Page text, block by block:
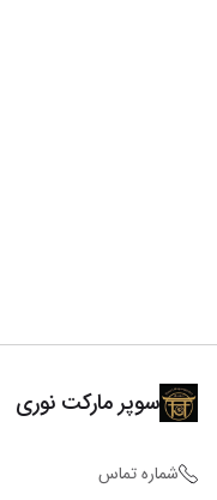
سوپر مارکت نوری
شماره تماس